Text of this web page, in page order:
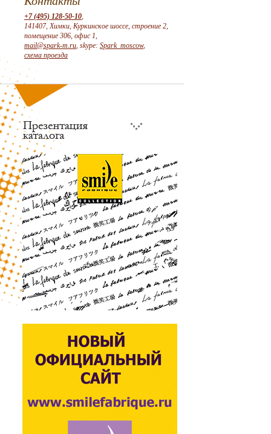
+7 (495) 128-50-10,
141407, Химки, Куркинское шоссе, строение 2,
помещение 306, офис 1,
mail@spark-m.ru, skype: Spark_moscow,
схема проезда